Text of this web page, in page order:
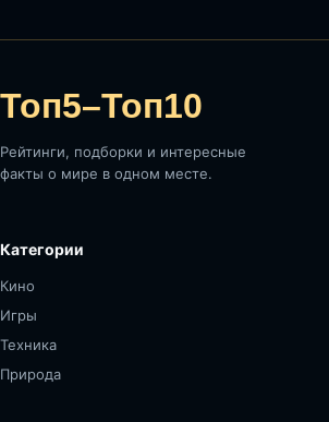
Топ5–Топ10
Рейтинги, подборки и интересные
факты о мире в одном месте.
Категории
Кино
Игры
Техника
Природа